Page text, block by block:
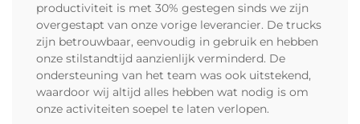
productiviteit is met 30% gestegen sinds we zijn
overgestapt van onze vorige leverancier. De trucks
zijn betrouwbaar, eenvoudig in gebruik en hebben
onze stilstandtijd aanzienlijk verminderd. De
ondersteuning van het team was ook uitstekend,
waardoor wij altijd alles hebben wat nodig is om
onze activiteiten soepel te laten verlopen.